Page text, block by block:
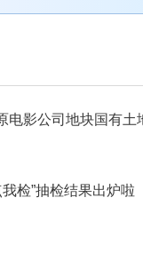
电影公司地块国有
检”抽检结果出炉啦